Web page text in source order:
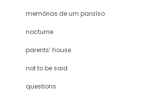
memórias de um paraíso
nocturne
parents’ house
not to be said
questions